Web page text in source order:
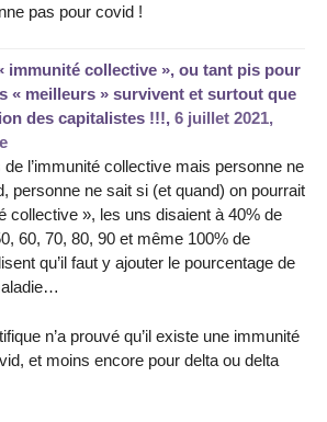
pas pour covid !
immunité collective », ou tant pis pour
« meilleurs » survivent et surtout que
des capitalistes !!!, 6 juillet 2021,
l’immunité collective mais personne ne
personne ne sait si (et quand) on pourrait
collective », les uns disaient à 40% de
60, 70, 80, 90 et même 100% de
qu’il faut y ajouter le pourcentage de
n’a prouvé qu’il existe une immunité
et moins encore pour delta ou delta